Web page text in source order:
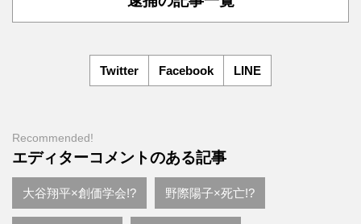
Twitter Facebook LINE
Recommended!
エディターコメントのある記事
大谷翔平×創価学会!? 野際陽子×死亡!?